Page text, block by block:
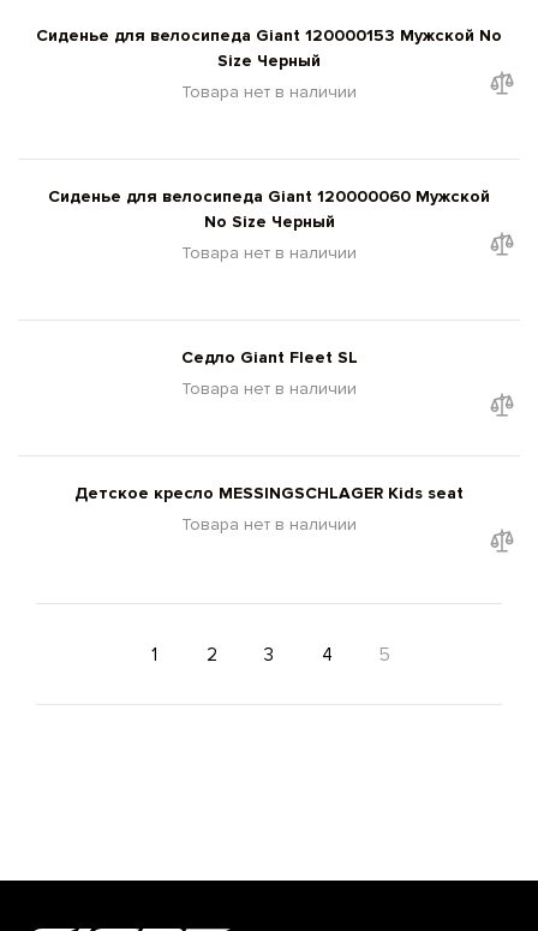
Сиденье для велосипеда Giant 120000153 Мужской No
Size Черный
Товара нет в наличии
Сиденье для велосипеда Giant 120000060 Мужской
No Size Черный
Товара нет в наличии
Седло Giant Fleet SL
Товара нет в наличии
Детское кресло MESSINGSCHLAGER Kids seat
Товара нет в наличии
1 2 3 4 5